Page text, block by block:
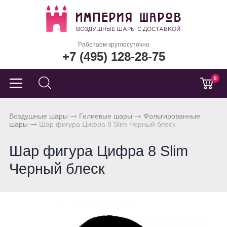
Работаем круглосуточно
+7 (495) 128-28-75
0
Воздушные шары Гелиевые шары
Фольгированные
шары
Шар фигура Цифра 8 Slim Черный блеск
Шар фигура Цифра 8 Slim
Черный блеск